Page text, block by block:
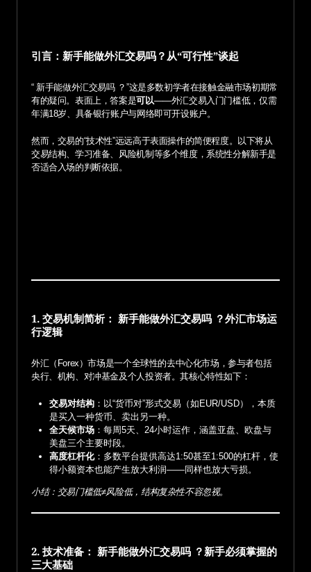
引言：新手能做外汇交易吗？从“可行性”谈起
“ 新手能做外汇交易吗 ？”这是多数初学者在接触金融市场初期常
有的疑问。表面上，答案是
可以——外汇交易入门门槛低，仅需
年满18岁、具备银行账户与网络即可开设账户。
然而，交易的“技术性”远远高于表面操作的简便程度。以下将从
交易结构、学习准备、风险机制等多个维度，系统性分解新手是
否适合入场的判断依据。
1. 交易机制简析： 新手能做外汇交易吗 ？外汇市场运
行逻辑
外汇（Forex）市场是一个全球性的去中心化市场，参与者包括
央行、机构、对冲基金及个人投资者。其核心特性如下：
交易对结构：以“货币对”形式交易（如EUR/USD），本质
是买入一种货币、卖出另一种。
全天候市场：每周5天、24小时运作，涵盖亚盘、欧盘与
美盘三个主要时段。
高度杠杆化：多数平台提供高达1:50甚至1:500的杠杆，使
得小额资本也能产生放大利润——同样也放大亏损。
小结：交易门槛低≠风险低，结构复杂性不容忽视。
2. 技术准备： 新手能做外汇交易吗 ？新手必须掌握的
三大基础